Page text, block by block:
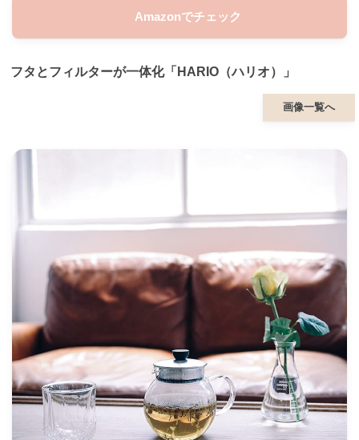
Amazonでチェック
フタとフィルターが一体化「HARIO（ハリオ）」
画像一覧へ